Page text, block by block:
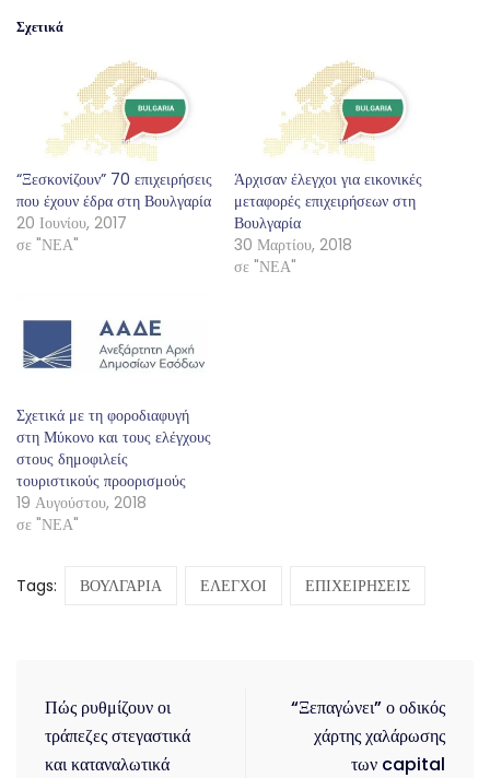
Σχετικά
“Ξεσκονίζουν” 70 επιχειρήσεις
που έχουν έδρα στη Βουλγαρία
20 Ιουνίου, 2017
σε "ΝΕΑ"
Άρχισαν έλεγχοι για εικονικές
μεταφορές επιχειρήσεων στη
Βουλγαρία
30 Μαρτίου, 2018
σε "ΝΕΑ"
Σχετικά με τη φοροδιαφυγή
στη Μύκονο και τους ελέγχους
στους δημοφιλείς
τουριστικούς προορισμούς
19 Αυγούστου, 2018
σε "ΝΕΑ"
Tags: ΒΟΥΛΓΑΡΙΑ ΕΛΕΓΧΟΙ ΕΠΙΧΕΙΡΗΣΕΙΣ
Πώς ρυθμίζουν οι
τράπεζες στεγαστικά
και καταναλωτικά
“Ξεπαγώνει” ο οδικός
χάρτης χαλάρωσης
των capital